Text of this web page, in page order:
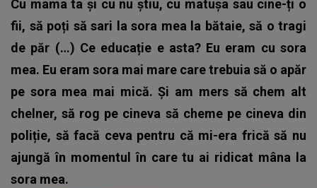
Cu mama ta și cu nu știu, cu matușa sau cine-ți o
fii, să poți să sari la sora mea la bătaie, să o tragi
de păr (…) Ce educație e asta? Eu eram cu sora
mea. Eu eram sora mai mare care trebuia să o apăr
pe sora mea mai mică. Și am mers să chem alt
chelner, să rog pe cineva să cheme pe cineva din
poliție, să facă ceva pentru că mi-era frică să nu
ajungă în momentul în care tu ai ridicat mâna la
sora mea.